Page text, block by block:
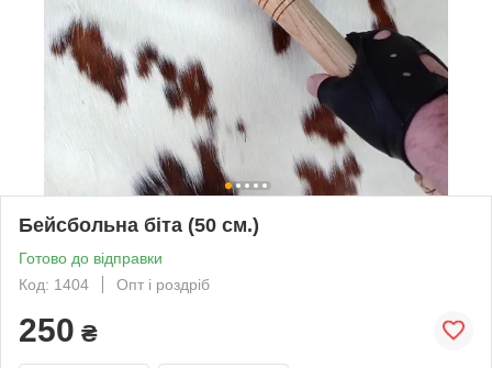
Бейсбольна біта (50 см.)
Готово до відправки
Код: 1404
Опт і роздріб
250 ₴